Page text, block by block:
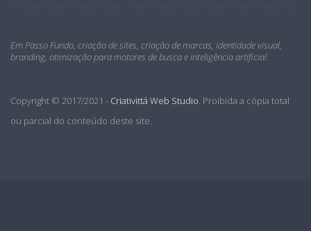
Em Passo Fundo, criação de sites, criação de marcas, identidade visual,
branding, otimização para motores de busca e inteligência artificial.
Copyright © 2017/2021 - Criativittá Web Studio. Proibida a cópia total
ou parcial do conteúdo deste site.